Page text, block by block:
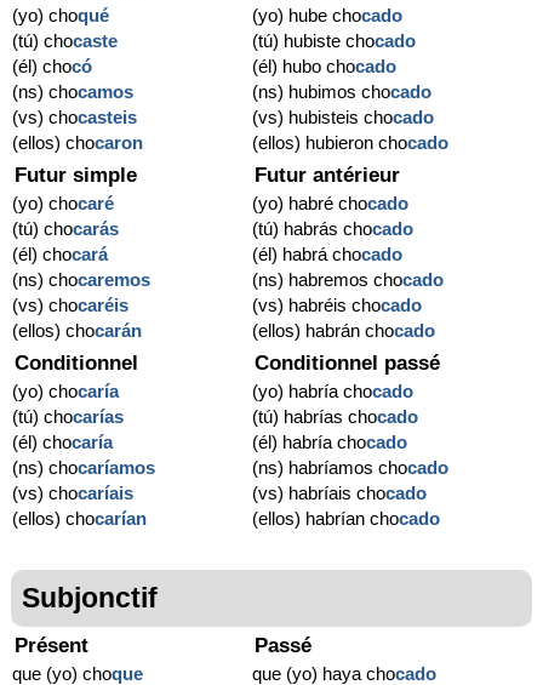
(yo) choqué
(tú) chocaste
(él) chocó
(ns) chocamos
(vs) chocasteis
(ellos) chocaron
(yo) hube chocado
(tú) hubiste chocado
(él) hubo chocado
(ns) hubimos chocado
(vs) hubisteis chocado
(ellos) hubieron chocado
Futur simple
(yo) chocaré
(tú) chocarás
(él) chocará
(ns) chocaremos
(vs) chocaréis
(ellos) chocarán
Futur antérieur
(yo) habré chocado
(tú) habrás chocado
(él) habrá chocado
(ns) habremos chocado
(vs) habréis chocado
(ellos) habrán chocado
Conditionnel
(yo) chocaría
(tú) chocarías
(él) chocaría
(ns) chocaríamos
(vs) chocaríais
(ellos) chocarían
Conditionnel passé
(yo) habría chocado
(tú) habrías chocado
(él) habría chocado
(ns) habríamos chocado
(vs) habríais chocado
(ellos) habrían chocado
Subjonctif
Présent
que (yo) choque
Passé
que (yo) haya chocado